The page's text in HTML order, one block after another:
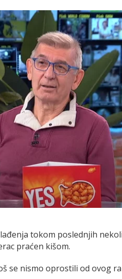
tokom poslednjih
praćen kišom.
se nismo oprostili od ovog